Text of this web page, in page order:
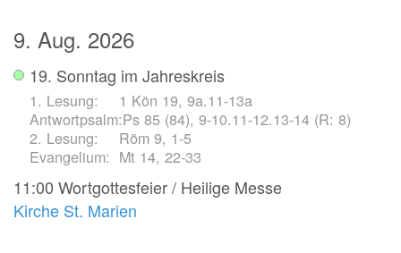
9. Aug. 2026
19. Sonntag im Jahreskreis
1 Kön 19, 9a.11-13a
Ps 85 (84), 9-10.11-12.13-14 (R: 8)
Röm 9, 1-5
Mt 14, 22-33
11:00 Wortgottesfeier / Heilige Messe
Kirche St. Marien